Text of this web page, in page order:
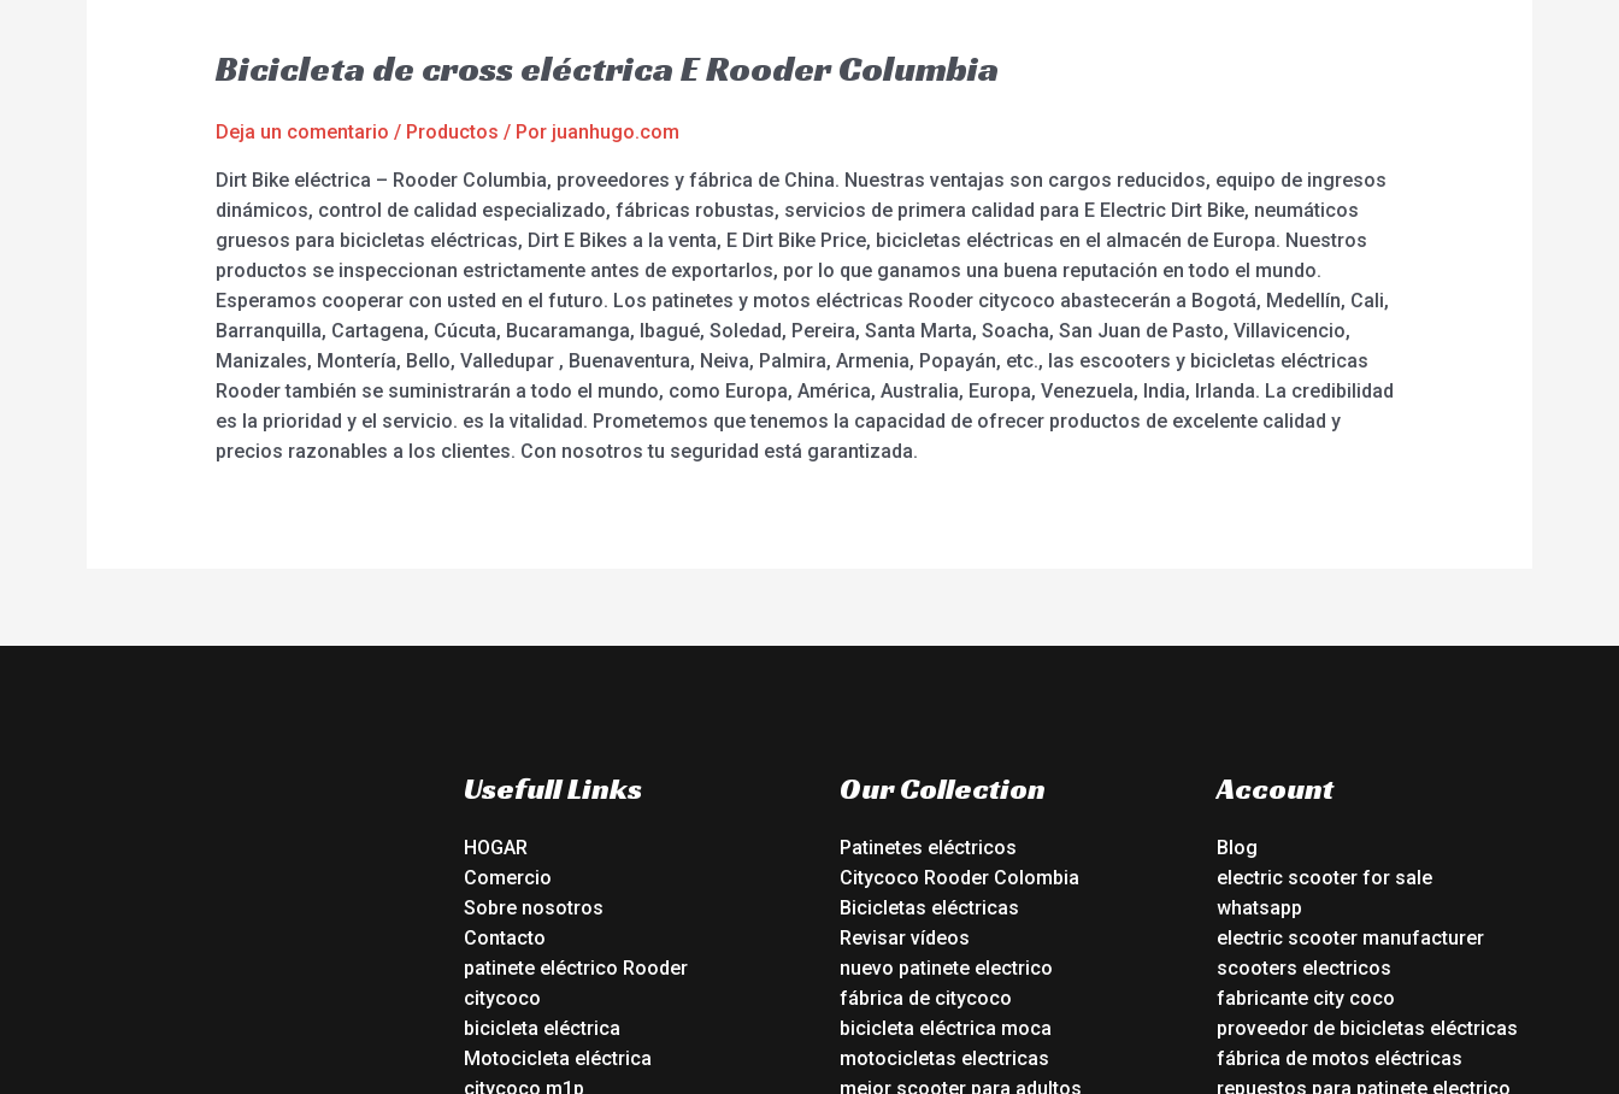
Bicicleta de cross eléctrica E Rooder Columbia
Deja un comentario / Productos / Por juanhugo.com
Dirt Bike eléctrica – Rooder Columbia, proveedores y fábrica de China. Nuestras ventajas son cargos reducidos, equipo de ingresos
dinámicos, control de calidad especializado, fábricas robustas, servicios de primera calidad para E Electric Dirt Bike, neumáticos
gruesos para bicicletas eléctricas, Dirt E Bikes a la venta, E Dirt Bike Price, bicicletas eléctricas en el almacén de Europa. Nuestros
productos se inspeccionan estrictamente antes de exportarlos, por lo que ganamos una buena reputación en todo el mundo.
Esperamos cooperar con usted en el futuro. Los patinetes y motos eléctricas Rooder citycoco abastecerán a Bogotá, Medellín, Cali,
Barranquilla, Cartagena, Cúcuta, Bucaramanga, Ibagué, Soledad, Pereira, Santa Marta, Soacha, San Juan de Pasto, Villavicencio,
Manizales, Montería, Bello, Valledupar , Buenaventura, Neiva, Palmira, Armenia, Popayán, etc., las escooters y bicicletas eléctricas
Rooder también se suministrarán a todo el mundo, como Europa, América, Australia, Europa, Venezuela, India, Irlanda. La credibilidad
es la prioridad y el servicio. es la vitalidad. Prometemos que tenemos la capacidad de ofrecer productos de excelente calidad y
precios razonables a los clientes. Con nosotros tu seguridad está garantizada.
Usefull Links
HOGAR
Comercio
Sobre nosotros
Contacto
patinete eléctrico Rooder
citycoco
bicicleta eléctrica
Motocicleta eléctrica
citycoco m1p
Our Collection
Patinetes eléctricos
Citycoco Rooder Colombia
Bicicletas eléctricas
Revisar vídeos
nuevo patinete electrico
fábrica de citycoco
bicicleta eléctrica moca
motocicletas electricas
mejor scooter para adultos
Account
Blog
electric scooter for sale
whatsapp
electric scooter manufacturer
scooters electricos
fabricante city coco
proveedor de bicicletas eléctricas
fábrica de motos eléctricas
repuestos para patinete electrico